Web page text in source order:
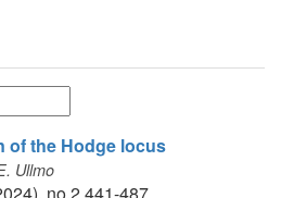
of the Hodge locus
Ullmo